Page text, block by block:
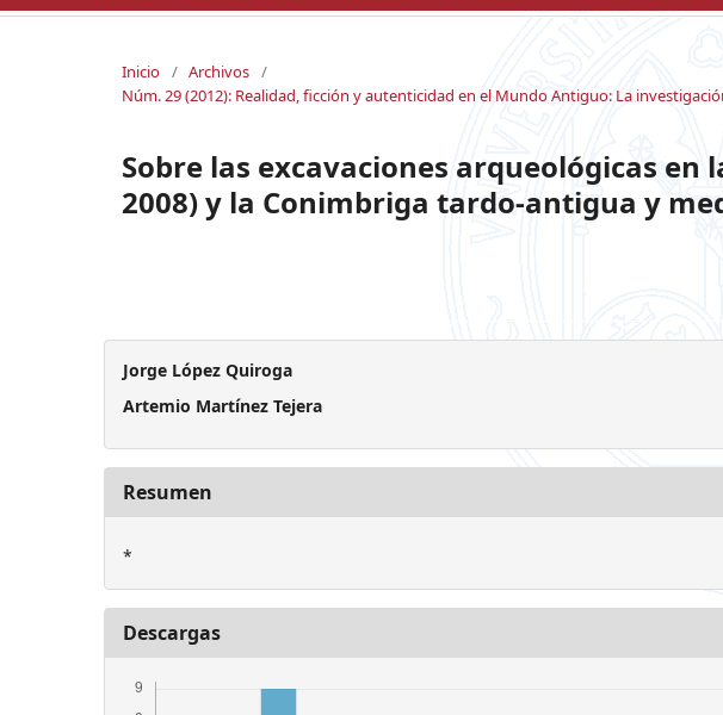
Inicio / Archivos /
Núm. 29 (2012): Realidad, ficción y autenticidad en el Mundo Antiguo: La
Sobre las excavaciones arqueológicas en
2008) y la Conimbriga tardo-antigua y
Jorge López Quiroga
Artemio Martínez Tejera
Resumen
*
Descargas